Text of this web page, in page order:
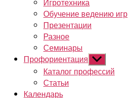
Игротехника
Обучение ведению игр
Презентации
Разное
Семинары
Профориентация Показывать
подменю
Каталог профессий
Статьи
Календарь